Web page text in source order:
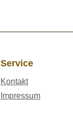
Service
Kontakt
Impressum